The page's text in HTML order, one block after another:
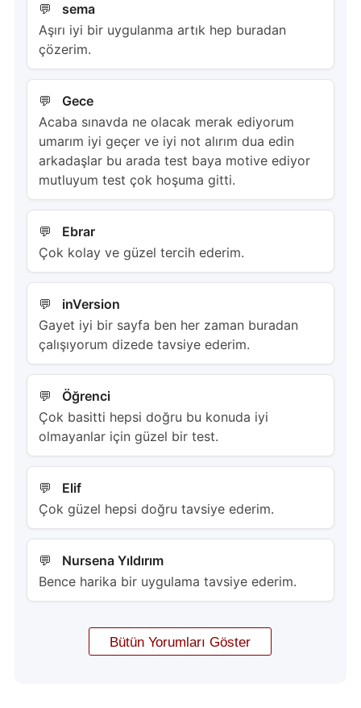
sema
Aşırı iyi bir uygulanma artık hep buradan
çözerim.
Gece
Acaba sınavda ne olacak merak ediyorum
umarım iyi geçer ve iyi not alırım dua edin
arkadaşlar bu arada test baya motive ediyor
mutluyum test çok hoşuma gitti.
Ebrar
Çok kolay ve güzel tercih ederim.
inVersion
Gayet iyi bir sayfa ben her zaman buradan
çalışıyorum dizede tavsiye ederim.
Öğrenci
Çok basitti hepsi doğru bu konuda iyi
olmayanlar için güzel bir test.
Elif
Çok güzel hepsi doğru tavsiye ederim.
Nursena Yıldırım
Bence harika bir uygulama tavsiye ederim.